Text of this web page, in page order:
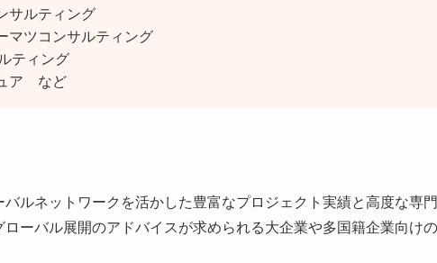
サルティング
マツコンサルティング
ティング
ア など
バルネットワークを活かした豊富なプロジェクト実績と高度な専
ーバル展開のアドバイスが求められる大企業や多国籍企業向け